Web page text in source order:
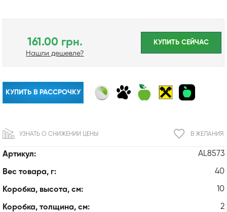
Артикул: AL8573
Вес товара, г: 40
Коробка, высота, см: 10
Коробка, толщина, см: 2
161.00 грн.
Нашли дешевле?
КУПИТЬ CЕЙЧАС
КУПИТЬ В РАССРОЧКУ
В ЖЕЛАНИЯ
УЗНАТЬ О СНИЖЕНИИ ЦЕНЫ